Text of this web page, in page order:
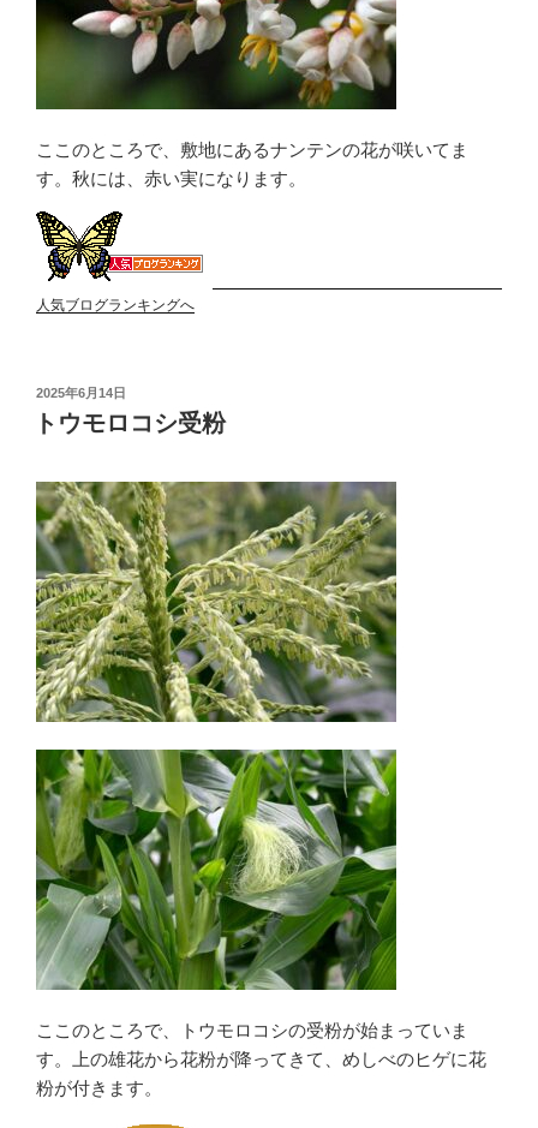
ここのところで、敷地にあるナンテンの花が咲いてま
す。秋には、赤い実になります。
人気ブログランキングへ
投
稿
日:
2025年6月14日
トウモロコシ受粉
ここのところで、トウモロコシの受粉が始まっていま
す。上の雄花から花粉が降ってきて、めしべのヒゲに花
粉が付きます。